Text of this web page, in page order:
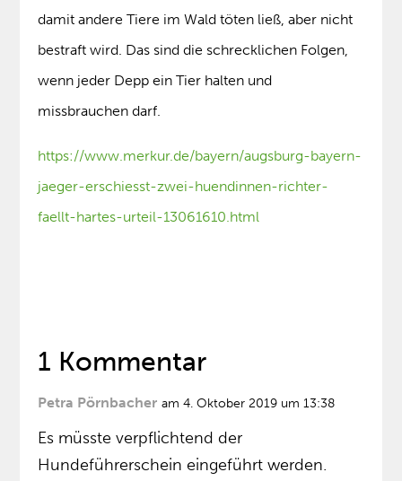
damit andere Tiere im Wald töten ließ, aber nicht
bestraft wird. Das sind die schrecklichen Folgen,
wenn jeder Depp ein Tier halten und
missbrauchen darf.
https://www.merkur.de/bayern/augsburg-bayern-
jaeger-erschiesst-zwei-huendinnen-richter-
faellt-hartes-urteil-13061610.html
1 Kommentar
Petra Pörnbacher am 4. Oktober 2019 um 13:38
Es müsste verpflichtend der
Hundeführerschein eingeführt werden.